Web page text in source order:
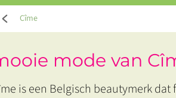
Cîme
mode van
is een Belgisch beautymerk